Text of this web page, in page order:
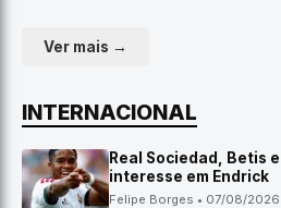
Ver mais →
INTERNACIONAL
Real Sociedad, Betis
interesse em Endrick
Felipe Borges • 07/08/